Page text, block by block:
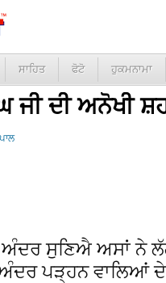
ਸਾਹਿਤ ਫੋਟੋ ਹੁਕਮਨਾਮਾ
ਜੀ ਦੀ ਅਨੋਖੀ
ਸੁਣਿਐ ਅਸਾਂ ਨੇ
ਪੜ੍ਹਨ ਵਾਲਿਆਂ